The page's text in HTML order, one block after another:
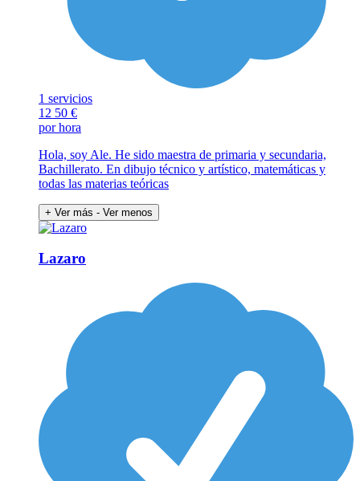
1 servicios
12 50 €
por hora
Hola, soy Ale. He sido maestra de primaria y secundaria,
Bachillerato. En dibujo técnico y artístico, matemáticas y
todas las materias teóricas
+ Ver más - Ver menos
Lazaro